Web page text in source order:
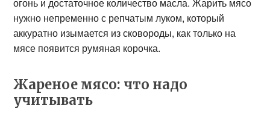
огонь и достаточное количество масла. Жарить мясо
нужно непременно с репчатым луком, который
аккуратно изымается из сковороды, как только на
мясе появится румяная корочка.
Жареное мясо: что надо
учитывать